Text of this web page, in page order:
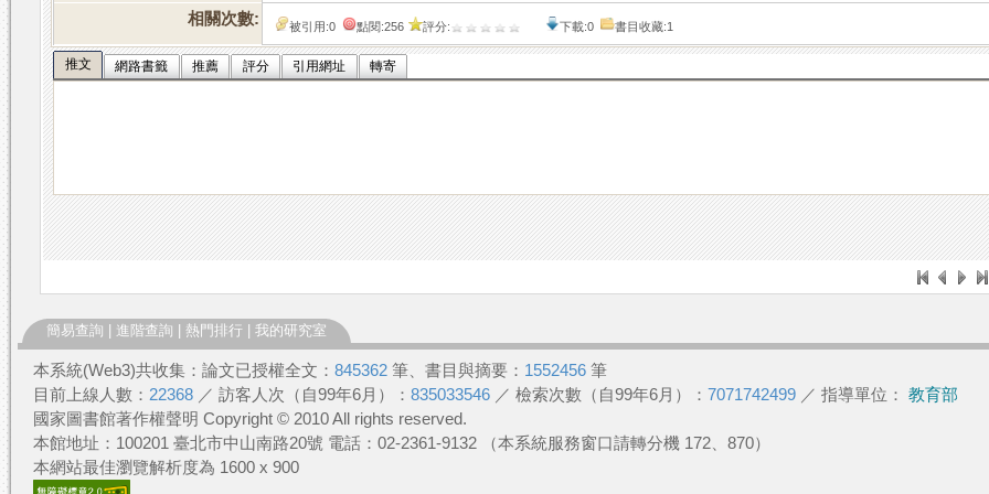
相關次數: 被引用:0 點閱:256 評分: 下載:0 書目收藏:1
推文 網路書籤 推薦 評分 引用網址 轉寄
簡易查詢 進階查詢 熱門排行 我的研究室
本系統(Web3)共收集：論文已授權全文： 845362 筆、書目與摘要： 1552456 筆
目前上線人數： 22368 ／ 訪客人次（自99年6月）： 835033546 ／ 檢索次數（自99年6月）： 7071742499 ／ 指導單位： 教育部
國家圖書館著作權聲明 Copyright © 2010 All rights reserved.
本館地址：100201 臺北市中山南路20號 電話：02-2361-9132 （本系統服務窗口請轉分機 172、870）
本網站最佳瀏覽解析度為 1600 x 900